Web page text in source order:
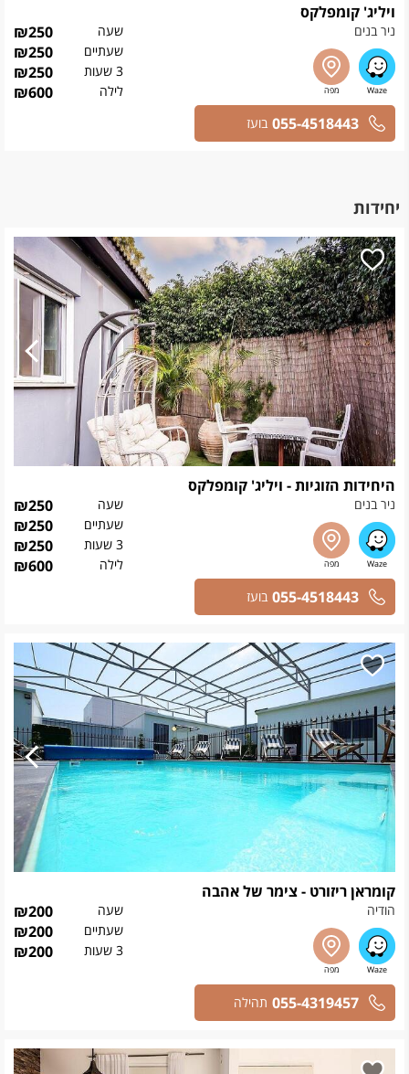
ויליג' קומפלקס
ניר בנים שעה ₪250
שעתיים ₪250
3 שעות ₪250
לילה ₪600
055-4518443 בועז
יחידות
היחידות הזוגיות - ויליג' קומפלקס
ניר בנים שעה ₪250
שעתיים ₪250
3 שעות ₪250
לילה ₪600
055-4518443 בועז
קומראן ריזורט - צימר של אהבה
הודיה שעה ₪200
שעתיים ₪200
3 שעות ₪200
055-4319457 תהילה